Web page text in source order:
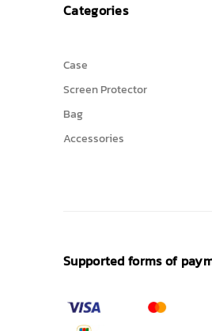
Categories
Case
Screen Protector
Bag
Accessories
Supported forms of